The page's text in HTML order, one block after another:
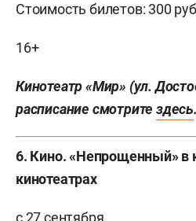
Стоимость билетов: 300
16+
Кинотеатр «Мир» (ул.
расписание смотритездесь.
6. Кино. «Непрощенный» в
кинотеатрах
с 27 сентября